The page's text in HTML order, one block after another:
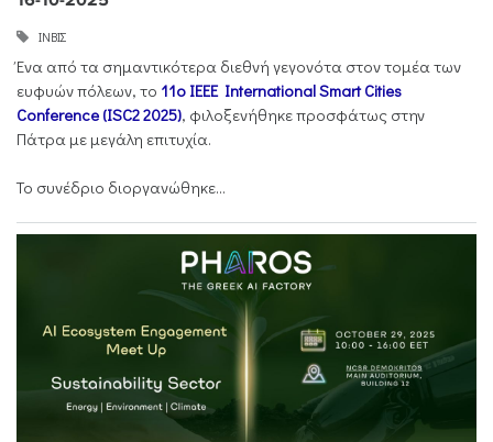
ΙΝΒΙΣ
Ένα από τα σημαντικότερα διεθνή γεγονότα στον τομέα των
ευφυών πόλεων, το 11ο IEEE International Smart Cities
Conference (ISC2 2025), φιλοξενήθηκε προσφάτως στην
Πάτρα με μεγάλη επιτυχία.
Το συνέδριο διοργανώθηκε...